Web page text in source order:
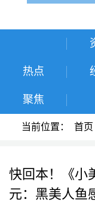
热点
聚焦
当前位置： 首页
快回本！《小
元：黑美人鱼